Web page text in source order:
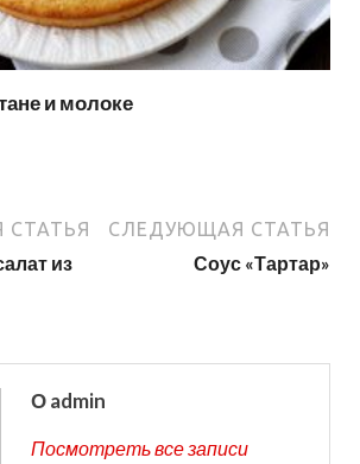
и молоке
из
СЛЕДУЮЩАЯ СТАТЬЯ
Соус «Тартар»
О admin
Посмотреть все записи